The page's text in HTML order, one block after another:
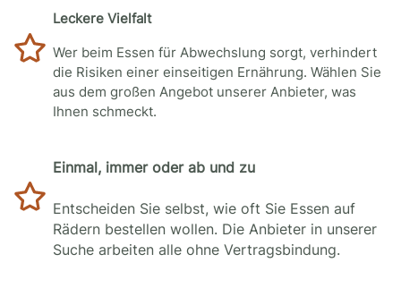
Leckere Vielfalt
Wer beim Essen für Abwechslung sorgt, verhindert
die Risiken einer einseitigen Ernährung. Wählen Sie
aus dem großen Angebot unserer Anbieter, was
Ihnen schmeckt.
Einmal, immer oder ab und zu
Entscheiden Sie selbst, wie oft Sie Essen auf
Rädern bestellen wollen. Die Anbieter in unserer
Suche arbeiten alle ohne Vertragsbindung.